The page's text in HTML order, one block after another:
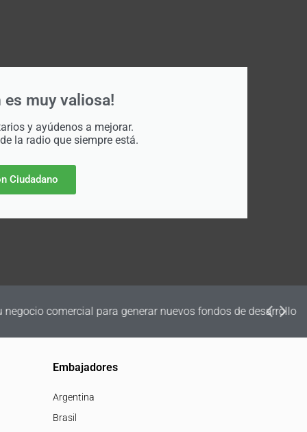
es muy valiosa!
y ayúdenos a mejorar.
la radio que siempre está.
Ciudadano
de desarrollo
Embajadores
Argentina
Brasil